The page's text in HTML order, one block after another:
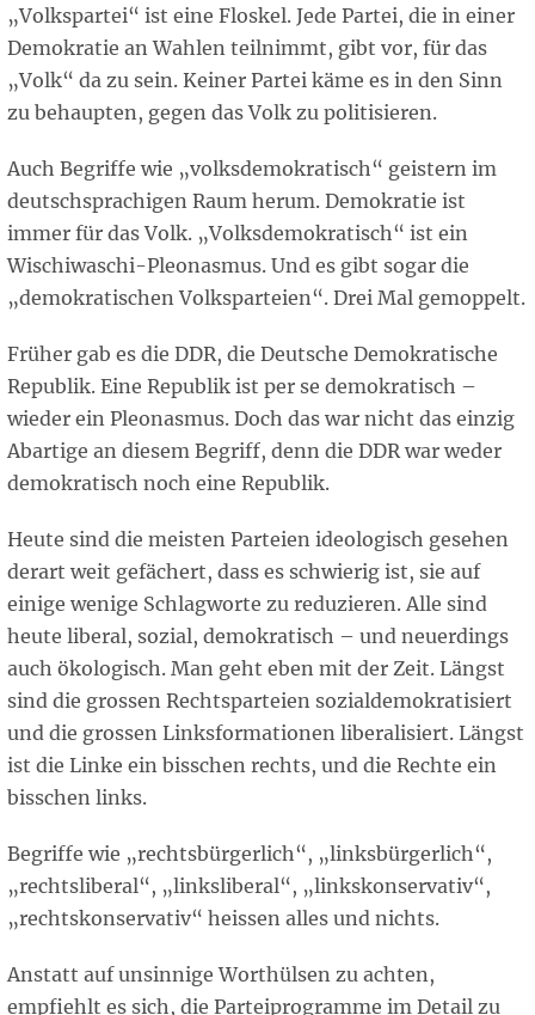
„Volkspartei“ ist eine Floskel. Jede Partei, die in einer
Demokratie an Wahlen teilnimmt, gibt vor, für das
„Volk“ da zu sein. Keiner Partei käme es in den Sinn
zu behaupten, gegen das Volk zu politisieren.
Auch Begriffe wie „volksdemokratisch“ geistern im
deutschsprachigen Raum herum. Demokratie ist
immer für das Volk. „Volksdemokratisch“ ist ein
Wischiwaschi-Pleonasmus. Und es gibt sogar die
„demokratischen Volksparteien“. Drei Mal gemoppelt.
Früher gab es die DDR, die Deutsche Demokratische
Republik. Eine Republik ist per se demokratisch –
wieder ein Pleonasmus. Doch das war nicht das einzig
Abartige an diesem Begriff, denn die DDR war weder
demokratisch noch eine Republik.
Heute sind die meisten Parteien ideologisch gesehen
derart weit gefächert, dass es schwierig ist, sie auf
einige wenige Schlagworte zu reduzieren. Alle sind
heute liberal, sozial, demokratisch – und neuerdings
auch ökologisch. Man geht eben mit der Zeit. Längst
sind die grossen Rechtsparteien sozialdemokratisiert
und die grossen Linksformationen liberalisiert. Längst
ist die Linke ein bisschen rechts, und die Rechte ein
bisschen links.
Begriffe wie „rechtsbürgerlich“, „linksbürgerlich“,
„rechtsliberal“, „linksliberal“, „linkskonservativ“,
„rechtskonservativ“ heissen alles und nichts.
Anstatt auf unsinnige Worthülsen zu achten,
empfiehlt es sich, die Parteiprogramme im Detail zu